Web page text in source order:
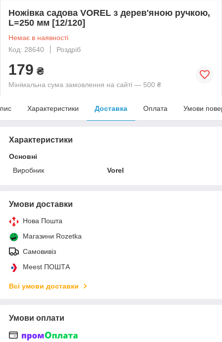
Ножівка садова VOREL з дерев'яною ручкою,
L=250 мм [12/120]
Немає в наявності
Код: 28640
Роздріб
179 ₴
Мінімальна сума замовлення на сайті — 500 ₴
Характеристики Доставка Оплата Умови
Характеристики
Основні
Виробник
Vorel
Умови доставки
Нова Пошта
Магазини Rozetka
Самовивіз
Meest ПОШТА
Всі умови доставки
Умови оплати